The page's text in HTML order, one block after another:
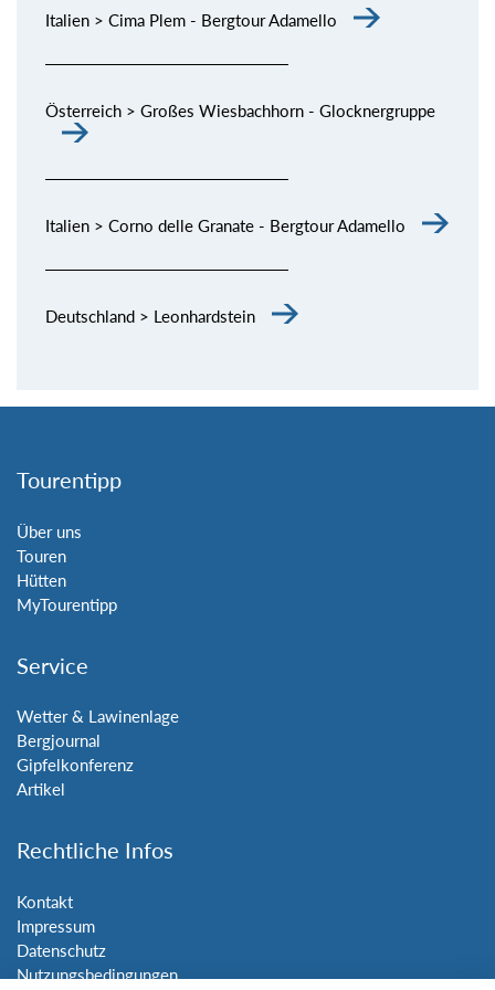
Italien > Cima Plem - Bergtour Adamello
Österreich > Großes Wiesbachhorn - Glocknergruppe
Italien > Corno delle Granate - Bergtour Adamello
Deutschland > Leonhardstein
Tourentipp
Über uns
Touren
Hütten
MyTourentipp
Service
Wetter & Lawinenlage
Bergjournal
Gipfelkonferenz
Artikel
Rechtliche Infos
Kontakt
Impressum
Datenschutz
Nutzungsbedingungen